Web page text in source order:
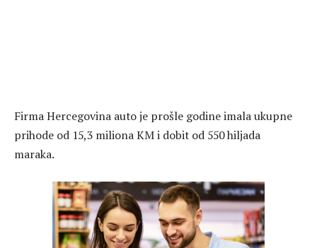
Firma Hercegovina auto je prošle godine imala ukupne
prihode od 15,3 miliona KM i dobit od 550 hiljada
maraka.